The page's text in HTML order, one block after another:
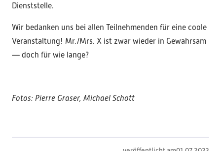
Dienststelle.
Wir bedanken uns bei allen Teilnehmenden für eine coole
Veranstaltung! Mr./Mrs. X ist zwar wieder in Gewahrsam
— doch für wie lange?
Fotos: Pierre Graser, Michael Schott